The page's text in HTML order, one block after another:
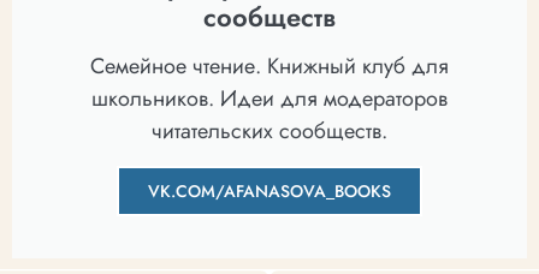
сообществ
Семейное чтение. Книжный клуб для
школьников. Идеи для модераторов
читательских сообществ.
VK.COM/AFANASOVA_BOOKS